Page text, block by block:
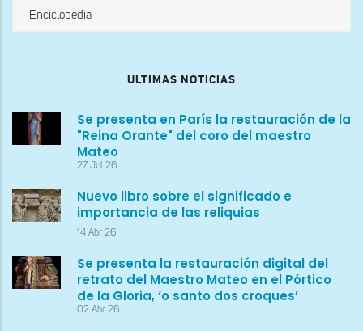
Enciclopedia
ULTIMAS NOTICIAS
Se presenta en París la restauración de la
"Reina Orante" del coro del maestro
Mateo
27 Jul 26
Nuevo libro sobre el significado e
importancia de las reliquias
14 Abr 26
Se presenta la restauración digital del
retrato del Maestro Mateo en el Pórtico
de la Gloria, ‘o santo dos croques’
02 Abr 26